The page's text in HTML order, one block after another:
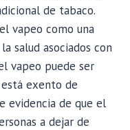
de tabaco.
vapeo como una
salud asociados con
vapeo puede ser
exento de
evidencia de que el
a dejar de